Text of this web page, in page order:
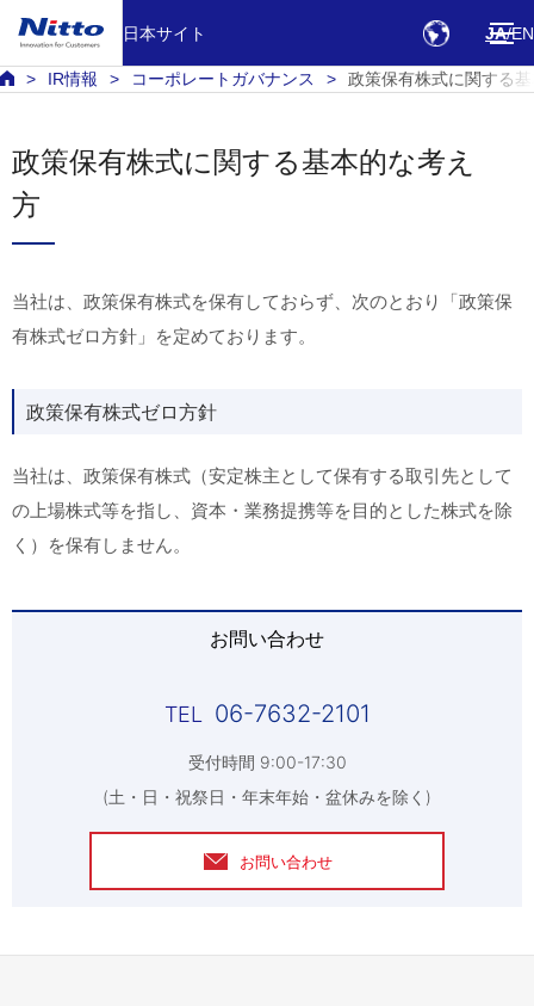
日本サイト JA EN
IR情報 コーポレートガバナンス 政策保有株式に関する
政策保有株式に関する基本的な考え
方
当社は、政策保有株式を保有しておらず、次のとおり「政策保
有株式ゼロ方針」を定めております。
政策保有株式ゼロ方針
当社は、政策保有株式（安定株主として保有する取引先として
の上場株式等を指し、資本・業務提携等を目的とした株式を除
く）を保有しません。
お問い合わせ
06-7632-2101
受付時間 9:00-17:30
(土・日・祝祭日・年末年始・盆休みを除く)
お問い合わせ